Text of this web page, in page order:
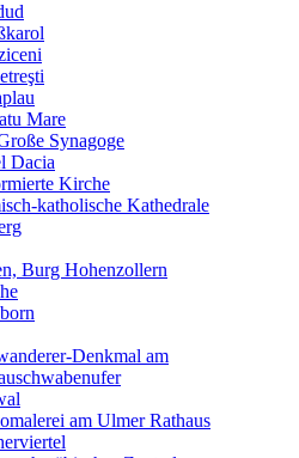
Mare
Synagoge
Dacia
Kirche
katholische Kathedrale
Burg Hohenzollern
Denkmal am
am Ulmer Rathaus